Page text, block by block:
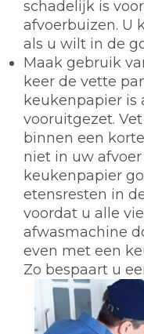
schadelijk is
afvoerbuizen. U
als u wilt in de
Maak gebruik
keer de vette
keukenpapier is
vooruitgezet.
binnen een
niet in uw
keukenpapier
etensresten in
voordat u alle
afwasmachine
even met een
Zo bespaart u